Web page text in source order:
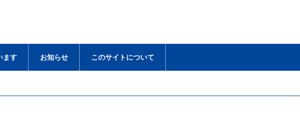
ます お知らせ このサイトについて